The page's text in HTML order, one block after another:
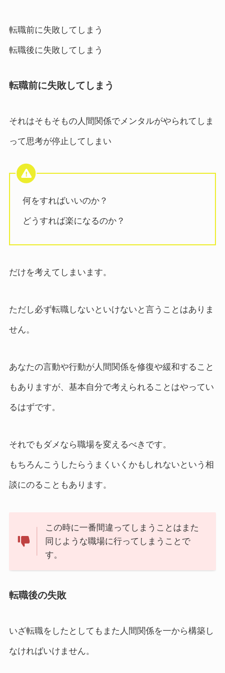
転職前に失敗してしまう
転職後に失敗してしまう
転職前に失敗してしまう
それはそもそもの人間関係でメンタルがやられてしま
って思考が停止してしまい
何をすればいいのか？
どうすれば楽になるのか？
だけを考えてしまいます。
ただし必ず転職しないといけないと言うことはありま
せん。
あなたの言動や行動が人間関係を修復や緩和すること
もありますが、基本自分で考えられることはやってい
るはずです。
それでもダメなら職場を変えるべきです。
もちろんこうしたらうまくいくかもしれないという相
談にのることもあります。
この時に一番間違ってしまうことはまた
同じような職場に行ってしまうことで
す。
転職後の失敗
いざ転職をしたとしてもまた人間関係を一から構築し
なければいけません。